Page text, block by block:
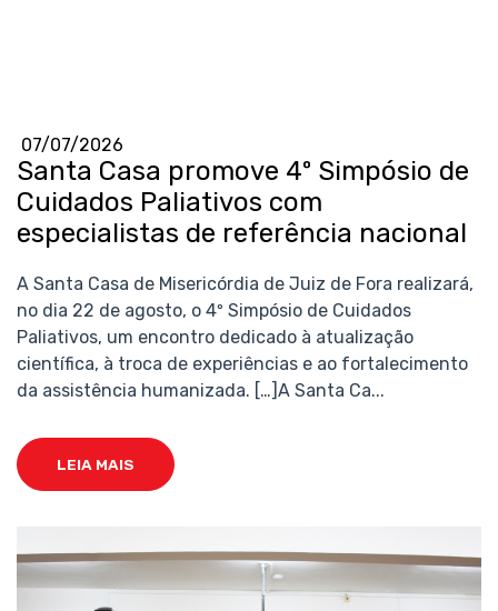
07/07/2026
Santa Casa promove 4º Simpósio de
Cuidados Paliativos com
especialistas de referência nacional
A Santa Casa de Misericórdia de Juiz de Fora realizará,
no dia 22 de agosto, o 4º Simpósio de Cuidados
Paliativos, um encontro dedicado à atualização
científica, à troca de experiências e ao fortalecimento
da assistência humanizada. […]A Santa Ca...
LEIA MAIS